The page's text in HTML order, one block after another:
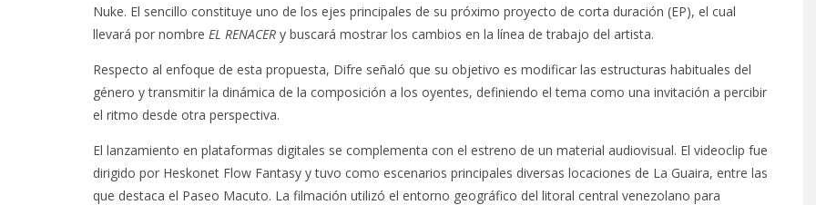
Nuke. El sencillo constituye uno de los ejes principales de su próximo proyecto de corta duración (EP), el cual
llevará por nombre EL RENACER y buscará mostrar los cambios en la línea de trabajo del artista.
Respecto al enfoque de esta propuesta, Difre señaló que su objetivo es modificar las estructuras habituales del
género y transmitir la dinámica de la composición a los oyentes, definiendo el tema como una invitación a percibir
el ritmo desde otra perspectiva.
El lanzamiento en plataformas digitales se complementa con el estreno de un material audiovisual. El videoclip fue
dirigido por Heskonet Flow Fantasy y tuvo como escenarios principales diversas locaciones de La Guaira, entre las
que destaca el Paseo Macuto. La filmación utilizó el entorno geográfico del litoral central venezolano para